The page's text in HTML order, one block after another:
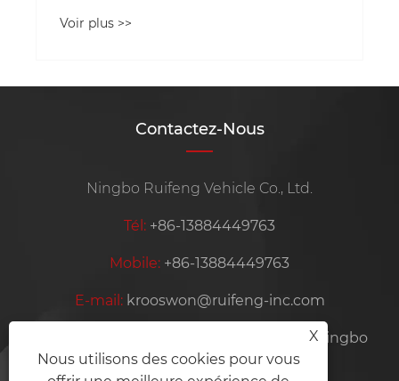
Contactez-Nous
Ningbo Ruifeng Vehicle Co., Ltd.
Tél: +86-13884449763
Mobile: +86-13884449763
E-mail: krooswon@ruifeng-inc.com
Lishan, Ditang Industry, Yuyao, Ningbo
Zhejiang Province, Chine
X
Nous utilisons des cookies pour vous